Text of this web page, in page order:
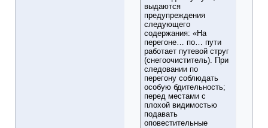
выдаются
предупреждения
следующего
содержания: «На
перегоне… по… пути
работает путевой струг
(снегоочиститель). При
следовании по
перегону соблюдать
особую бдительность;
перед местами с
плохой видимостью
подавать
оповестительные